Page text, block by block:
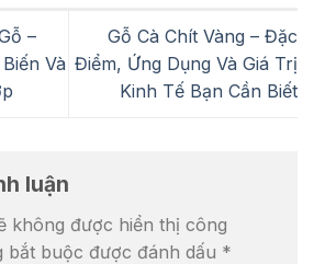
–
Và
Gỗ Cà Chít Vàng – Đặc
Điểm, Ứng Dụng Và Giá Trị
Kinh Tế Bạn Cần Biết
luận
không được hiển thị công
bắt buộc được đánh dấu *